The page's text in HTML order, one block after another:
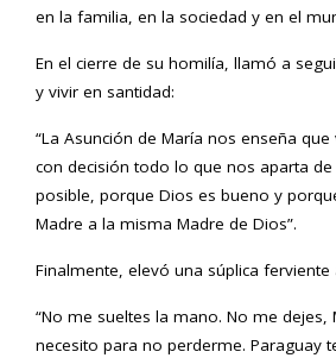
en la familia, en la sociedad y en el
En el cierre de su homilía, llamó a
y vivir en santidad:
“La Asunción de María nos enseña
con decisión todo lo que nos aparta
posible, porque Dios es bueno y
Madre a la misma Madre de Dios”.
Finalmente, elevó una súplica ferviente
“No me sueltes la mano. No me dejes,
necesito para no perderme. Paraguay